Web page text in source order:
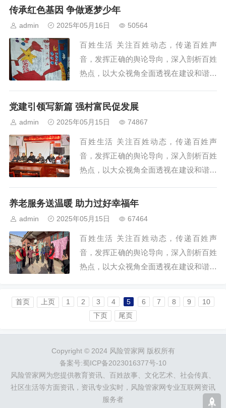
生观点，倡导主流价值观。百姓生活坚持
传承红色基因 争做逐梦少年
admin 2025年05月16日 50564
百姓生活 关注百姓动态，传递百姓声
音，发挥正确的舆论导向，深入剖析百姓
热点，以大众视角全面透视在建设和谐社
生观点，倡导主流价值观。百姓生活坚持
党建引领写新篇 强村富民促发展
admin 2025年05月15日 74867
百姓生活 关注百姓动态，传递百姓声
音，发挥正确的舆论导向，深入剖析百姓
热点，以大众视角全面透视在建设和谐社
生观点，倡导主流价值观。百姓生活坚持
养老服务送温暖 助力过好幸福年
admin 2025年05月15日 67464
百姓生活 关注百姓动态，传递百姓声
音，发挥正确的舆论导向，深入剖析百姓
热点，以大众视角全面透视在建设和谐社
生观点，倡导主流价值观。百姓生活坚持
以新闻为前导，以广大...
首页 上页 1 2 3 4 5 6 7 8 9
10
下页
尾页
Copyright © 2024 风险管家网 版权所有
备案号:蜀ICP备2023016377号-10
风险管家网为您提供教育资讯、百姓故事、文化艺术、社会传真、
社区生活等方面资讯，资讯专业实时，风险管家网专业互联网资讯
服务者